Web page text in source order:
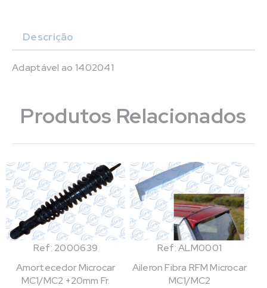
Descrição
Adaptável ao 1402041
Produtos Relacionados
Ref: 2000639
Amortecedor Microcar
MC1/MC2 +20mm Fr.
Ref: ALM0001
Aileron Fibra RFM Microcar
MC1/MC2